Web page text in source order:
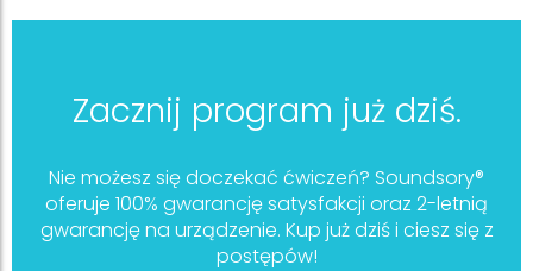
Zacznij program już dziś.
Nie możesz się doczekać ćwiczeń? Soundsory®
oferuje 100% gwarancję satysfakcji oraz 2-letnią
gwarancję na urządzenie. Kup już dziś i ciesz się z
postępów!